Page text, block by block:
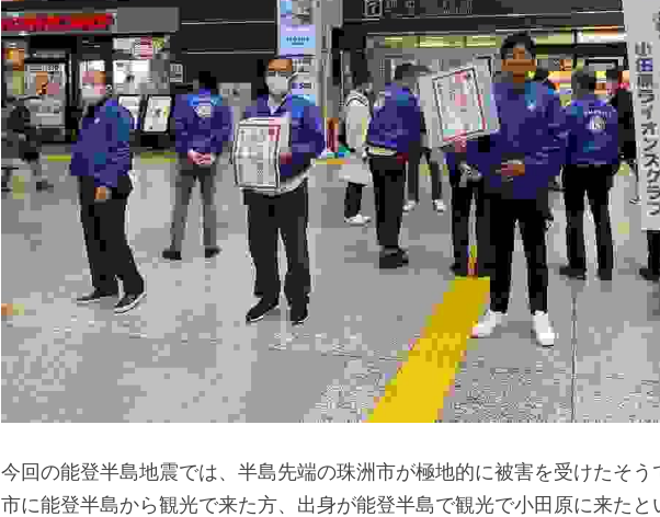
今回の能登半島地震では、半島先端の珠洲市が極地的に被害を受けたそ
市に能登半島から観光で来た方、出身が能登半島で観光で小田原に来たと